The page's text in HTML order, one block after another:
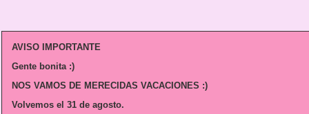
AVISO IMPORTANTE
Gente bonita :)
NOS VAMOS DE MERECIDAS VACACIONES :)
Volvemos el 31 de agosto.